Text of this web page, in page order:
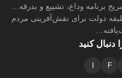
برنامه وداع، تشییع و بدرقه…
دولت برای نقش‌آفرینی مردم
دنبال کنید
F
I